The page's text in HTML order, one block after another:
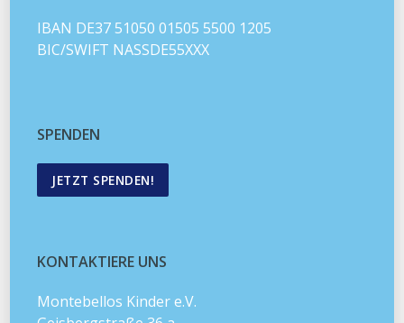
IBAN DE37 51050 01505 5500 1205
BIC/SWIFT NASSDE55XXX
SPENDEN
JETZT SPENDEN!
KONTAKTIERE UNS
Montebellos Kinder e.V.